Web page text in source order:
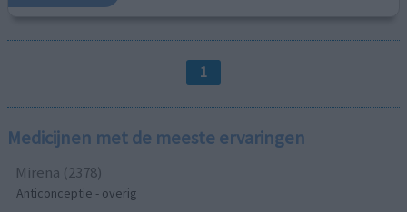
1
Medicijnen met de meeste ervaringen
Mirena (2378)
Anticonceptie - overig